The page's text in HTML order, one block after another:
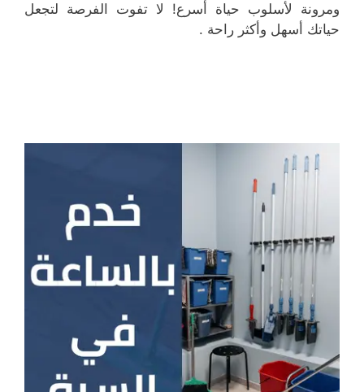
ومرونة لأسلوب حياة أسرع! لا تفوت الفرصة لتجعل
حياتك أسهل وأكثر راحة .